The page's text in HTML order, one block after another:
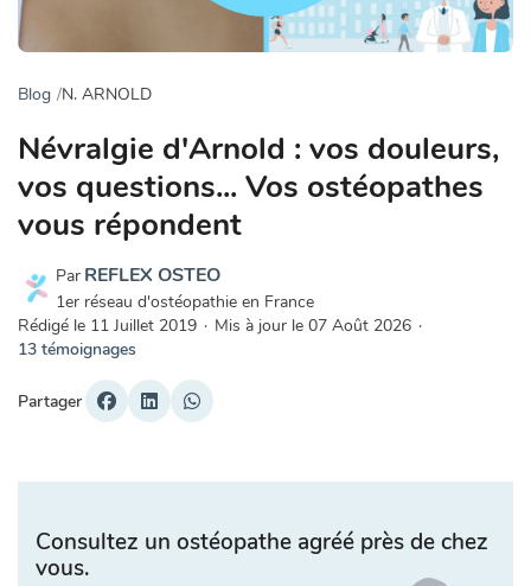
Blog N. ARNOLD
Névralgie d'Arnold : vos douleurs,
vos questions... Vos ostéopathes
vous répondent
Par REFLEX OSTEO
1er réseau d'ostéopathie en France
Rédigé le 11 Juillet 2019 · Mis à jour le 07 Août 2026 ·
13 témoignages
Partager
Consultez un ostéopathe agréé près de chez
vous.